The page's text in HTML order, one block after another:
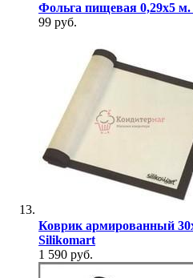
Фольга пищевая 0,29х5
99 руб.
Коврик армированный
Silikomart
1 590 руб.